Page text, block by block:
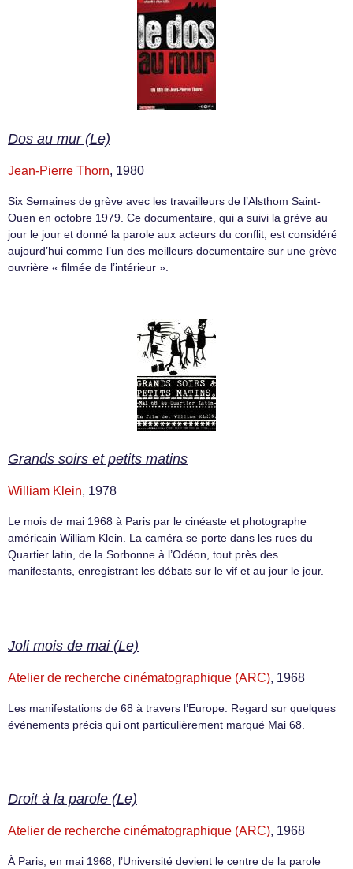
Dos au mur (Le)
Jean-Pierre Thorn, 1980
Six Semaines de grève avec les travailleurs de l’Alsthom Saint-
Ouen en octobre 1979. Ce documentaire, qui a suivi la grève au
jour le jour et donné la parole aux acteurs du conflit, est considéré
aujourd’hui comme l’un des meilleurs documentaire sur une grève
ouvrière « filmée de l’intérieur ».
Grands soirs et petits matins
William Klein, 1978
Le mois de mai 1968 à Paris par le cinéaste et photographe
américain William Klein. La caméra se porte dans les rues du
Quartier latin, de la Sorbonne à l’Odéon, tout près des
manifestants, enregistrant les débats sur le vif et au jour le jour.
Joli mois de mai (Le)
Atelier de recherche cinématographique (ARC), 1968
Les manifestations de 68 à travers l’Europe. Regard sur quelques
événements précis qui ont particulièrement marqué Mai 68.
Droit à la parole (Le)
Atelier de recherche cinématographique (ARC), 1968
À Paris, en mai 1968, l’Université devient le centre de la parole